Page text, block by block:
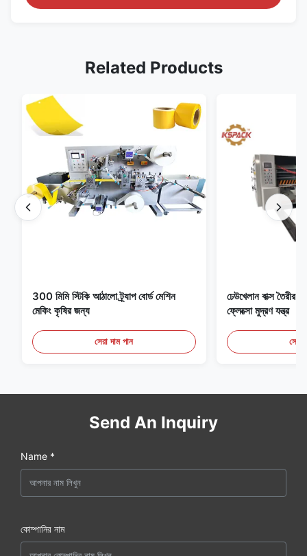
Related Products
300 মিমি স্টিকি আঠালো ট্র্যাপ বোর্ড মেশিন
মেকিং কৃষির জন্য
সেরা দাম পান
ঢেউখেলান বাক্স তৈরীর
ফ্লেক্সো মুদ্রণ যন্ত্র
সেরা
Send An Inquiry
Name *
কোম্পানির নাম